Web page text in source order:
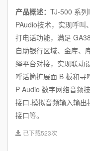
产品概述： TJ-500 系
PAudio技术，实现呼叫
打电话功能，满足
自助银行区域、金库、
绎平台对接，实现联动
呼话筒扩展面 B 板和寻
P Audio 数字网络音频
接口.模拟音频输入输
接口等。
已下载523次